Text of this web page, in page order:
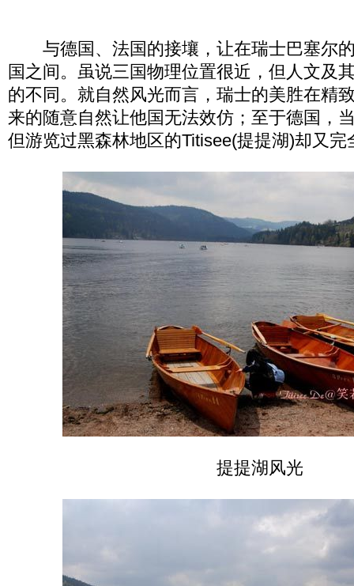
与德国、法国的接壤，让在瑞士巴塞尔
国之间。虽说三国物理位置很近，但人文及
的不同。就自然风光而言，瑞士的美胜在精
来的随意自然让他国无法效仿；至于德国，
但游览过黑森林地区的Titisee(提提湖)却又
提提湖风光